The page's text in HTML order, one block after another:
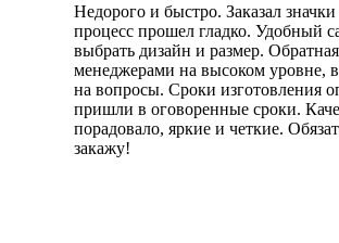
Недорого и быстро. Заказал значки
процесс прошел гладко. Удобный
выбрать дизайн и размер. Обратная
менеджерами на высоком уровне,
на вопросы. Сроки изготовления
пришли в оговоренные сроки.
порадовало, яркие и четкие.
закажу!